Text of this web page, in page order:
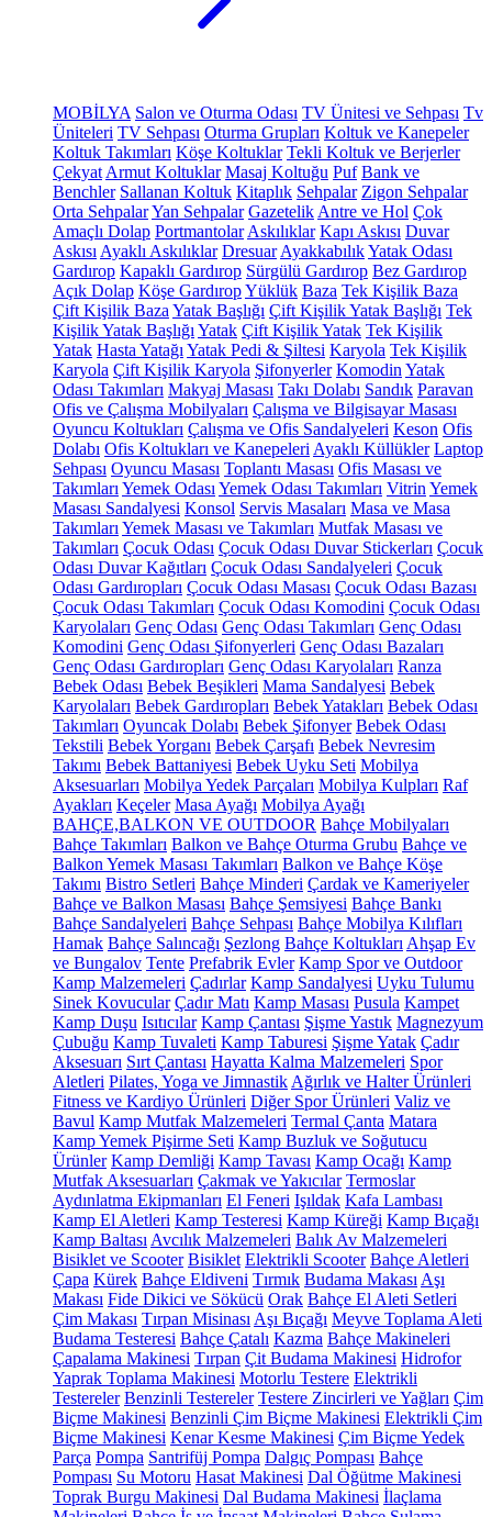
MOBİLYA Salon ve Oturma Odası TV Ünitesi ve Sehpası Tv
Üniteleri TV Sehpası Oturma Grupları Koltuk ve Kanepeler
Koltuk Takımları Köşe Koltuklar Tekli Koltuk ve Berjerler
Çekyat Armut Koltuklar Masaj Koltuğu Puf Bank ve
Benchler Sallanan Koltuk Kitaplık Sehpalar Zigon Sehpalar
Orta SehpalarYan Sehpalar Gazetelik Antre ve Hol Çok
Amaçlı Dolap Portmantolar Askılıklar Kapı Askısı Duvar
Askısı Ayaklı Askılıklar Dresuar AyakkabılıkYatak Odası
Gardırop Kapaklı Gardırop Sürgülü Gardırop Bez Gardırop
Açık Dolap Köşe GardıropYüklük Baza Tek Kişilik Baza
Çift Kişilik Baza Yatak Başlığı Çift Kişilik Yatak Başlığı Tek
Kişilik Yatak Başlığı Yatak Çift Kişilik Yatak Tek Kişilik
Yatak Hasta Yatağı Yatak Pedi & Şiltesi Karyola Tek Kişilik
Karyola Çift Kişilik Karyola Şifonyerler Komodin Yatak
Odası Takımları Makyaj Masası Takı Dolabı Sandık Paravan
Ofis ve Çalışma Mobilyaları Çalışma ve Bilgisayar Masası
Oyuncu Koltukları Çalışma ve Ofis Sandalyeleri Keson Ofis
Dolabı Ofis Koltukları ve Kanepeleri Ayaklı Küllükler Laptop
Sehpası Oyuncu Masası Toplantı Masası Ofis Masası ve
Takımları Yemek Odası Yemek Odası Takımları Vitrin Yemek
Masası Sandalyesi Konsol Servis Masaları Masa ve Masa
Takımları Yemek Masası ve Takımları Mutfak Masası ve
Takımları Çocuk Odası Çocuk Odası Duvar Stickerları Çocuk
Odası Duvar Kağıtları Çocuk Odası Sandalyeleri Çocuk
Odası Gardıropları Çocuk Odası Masası Çocuk Odası Bazası
Çocuk Odası Takımları Çocuk Odası Komodini Çocuk Odası
Karyolaları Genç Odası Genç Odası Takımları Genç Odası
Komodini Genç Odası Şifonyerleri Genç Odası Bazaları
Genç Odası Gardıropları Genç Odası Karyolaları Ranza
Bebek Odası Bebek Beşikleri Mama Sandalyesi Bebek
Karyolaları Bebek Gardıropları Bebek Yatakları Bebek Odası
Takımları Oyuncak Dolabı Bebek Şifonyer Bebek Odası
Tekstili Bebek Yorganı Bebek Çarşafı Bebek Nevresim
Takımı Bebek Battaniyesi Bebek Uyku Seti Mobilya
Aksesuarları Mobilya Yedek Parçaları Mobilya Kulpları Raf
Ayakları Keçeler Masa Ayağı Mobilya Ayağı
BAHÇE,BALKON VE OUTDOOR Bahçe Mobilyaları
Bahçe Takımları Balkon ve Bahçe Oturma Grubu Bahçe ve
Balkon Yemek Masası Takımları Balkon ve Bahçe Köşe
Takımı Bistro Setleri Bahçe Minderi Çardak ve Kameriyeler
Bahçe ve Balkon Masası Bahçe Şemsiyesi Bahçe Bankı
Bahçe Sandalyeleri Bahçe Sehpası Bahçe Mobilya Kılıfları
Hamak Bahçe Salıncağı Şezlong Bahçe Koltukları Ahşap Ev
ve Bungalov Tente Prefabrik Evler Kamp Spor ve Outdoor
Kamp Malzemeleri Çadırlar Kamp Sandalyesi Uyku Tulumu
Sinek Kovucular Çadır Matı Kamp Masası Pusula Kampet
Kamp Duşu Isıtıcılar Kamp Çantası Şişme Yastık Magnezyum
Çubuğu Kamp Tuvaleti Kamp Taburesi Şişme Yatak Çadır
Aksesuarı Sırt Çantası Hayatta Kalma Malzemeleri Spor
Aletleri Pilates, Yoga ve Jimnastik Ağırlık ve Halter Ürünleri
Fitness ve Kardiyo Ürünleri Diğer Spor Ürünleri Valiz ve
Bavul Kamp Mutfak Malzemeleri Termal Çanta Matara
Kamp Yemek Pişirme Seti Kamp Buzluk ve Soğutucu
Ürünler Kamp Demliği Kamp Tavası Kamp Ocağı Kamp
Mutfak Aksesuarları Çakmak ve Yakıcılar Termoslar
Aydınlatma Ekipmanları El Feneri Işıldak Kafa Lambası
Kamp El Aletleri Kamp Testeresi Kamp Küreği Kamp Bıçağı
Kamp Baltası Avcılık Malzemeleri Balık Av Malzemeleri
Bisiklet ve Scooter Bisiklet Elektrikli Scooter Bahçe Aletleri
Çapa Kürek Bahçe Eldiveni Tırmık Budama Makası Aşı
Makası Fide Dikici ve Sökücü Orak Bahçe El Aleti Setleri
Çim Makası Tırpan Misinası Aşı Bıçağı Meyve Toplama Aleti
Budama Testeresi Bahçe Çatalı Kazma Bahçe Makineleri
Çapalama Makinesi Tırpan Çit Budama Makinesi Hidrofor
Yaprak Toplama Makinesi Motorlu Testere Elektrikli
Testereler Benzinli Testereler Testere Zincirleri ve Yağları Çim
Biçme Makinesi Benzinli Çim Biçme Makinesi Elektrikli Çim
Biçme Makinesi Kenar Kesme Makinesi Çim Biçme Yedek
Parça Pompa Santrifüj Pompa Dalgıç Pompası Bahçe
Pompası Su Motoru Hasat Makinesi Dal Öğütme Makinesi
Toprak Burgu Makinesi Dal Budama Makinesi İlaçlama